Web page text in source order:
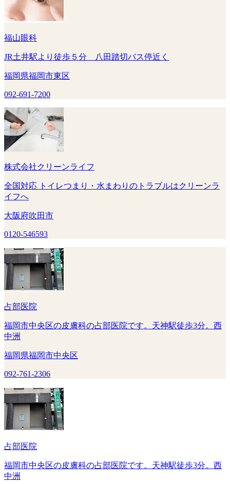
福山眼科
JR土井駅より徒歩５分 八田踏切バス停近く
福岡県福岡市東区
092-691-7200
株式会社クリーンライフ
全国対応 トイレつまり・水まわりのトラブルはクリーンラ
イフへ
大阪府吹田市
0120-546593
占部医院
福岡市中央区の皮膚科の占部医院です。天神駅徒歩3分。西
中洲
福岡県福岡市中央区
092-761-2306
占部医院
福岡市中央区の皮膚科の占部医院です。天神駅徒歩3分。西
中洲